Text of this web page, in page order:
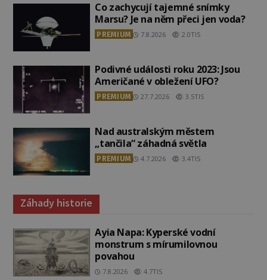
Co zachycují tajemné snímky
Marsu? Je na něm přeci jen voda?
PREMIUM 7.8.2026 2.0TIS
Podivné události roku 2023: Jsou
Američané v obležení UFO?
PREMIUM 27.7.2026 3.5TIS
Nad australským městem
„tančila“ záhadná světla
PREMIUM 4.7.2026 3.4TIS
Záhady historie
Ayia Napa: Kyperské vodní
monstrum s mírumilovnou
povahou
7.8.2026 4.7TIS